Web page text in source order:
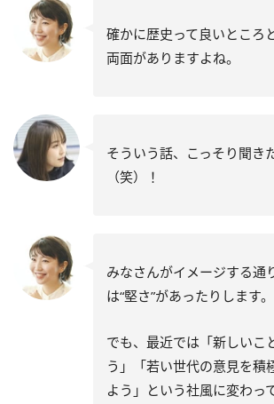
確かに歴史って良いところ
両面がありますよね。
そういう話、こっそり聞き
（笑）！
みなさんがイメージする通
は“堅さ”があったりします。
でも、最近では「新しいこ
う」「若い世代の意見を積
よう」という社風に変わっ